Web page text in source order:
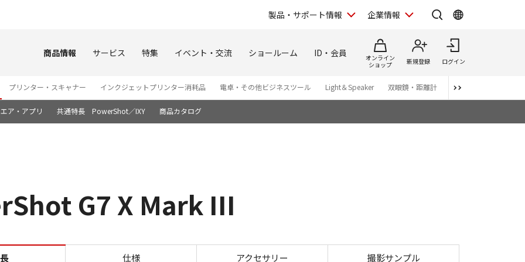
製品・サポート情報 企業情報
商品情報 サービス 特集 イベント・交流 ショールーム ID・会員
オンライン
ショップ
新規登録 ログイン
プリンター・スキャナー インクジェットプリンター消耗品 電卓・その他ビジネスツール Light＆Speaker 双眼鏡・距離計 写真集
ア・アプリ 共通特長 PowerShot／IXY 商品カタログ
G7 X Mark III
高速撮影 PowerShot G7 X Mark III
仕様 アクセサリー 撮影サンプル